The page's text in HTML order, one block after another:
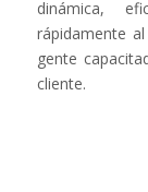
dinámica,
rápidamente
gente
cliente.